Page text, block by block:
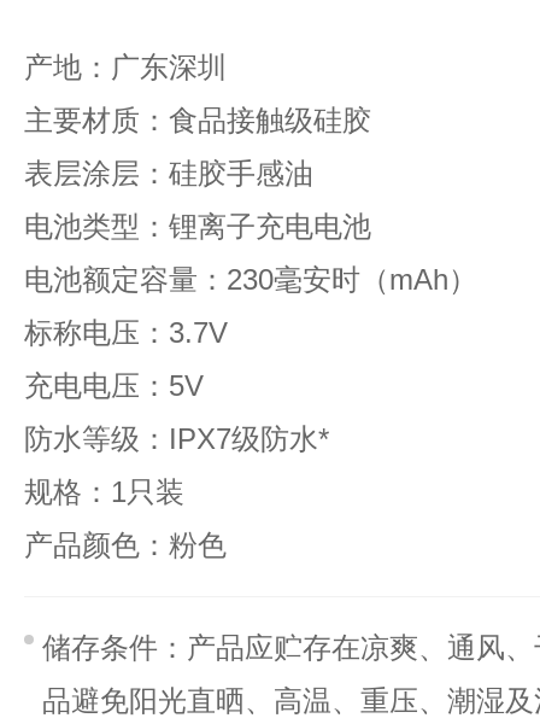
产地：广东深圳
主要材质：食品接触级硅胶
表层涂层：硅胶手感油
电池类型：锂离子充电电池
电池额定容量：230毫安时（mAh）
标称电压：3.7V
充电电压：5V
防水等级：IPX7级防水*
规格：1只装
产品颜色：粉色
储存条件：产品应贮存在凉爽、通风
品避免阳光直晒、高温、重压、潮湿